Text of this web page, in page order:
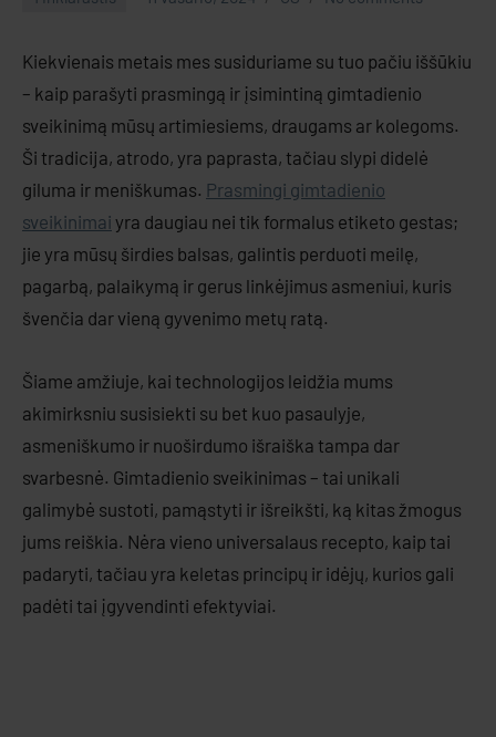
Kiekvienais metais mes susiduriame su tuo pačiu iššūkiu
– kaip parašyti prasmingą ir įsimintiną gimtadienio
sveikinimą mūsų artimiesiems, draugams ar kolegoms.
Ši tradicija, atrodo, yra paprasta, tačiau slypi didelė
giluma ir meniškumas. Prasmingi gimtadienio
sveikinimai yra daugiau nei tik formalus etiketo gestas;
jie yra mūsų širdies balsas, galintis perduoti meilę,
pagarbą, palaikymą ir gerus linkėjimus asmeniui, kuris
švenčia dar vieną gyvenimo metų ratą.
Šiame amžiuje, kai technologijos leidžia mums
akimirksniu susisiekti su bet kuo pasaulyje,
asmeniškumo ir nuoširdumo išraiška tampa dar
svarbesnė. Gimtadienio sveikinimas – tai unikali
galimybė sustoti, pamąstyti ir išreikšti, ką kitas žmogus
jums reiškia. Nėra vieno universalaus recepto, kaip tai
padaryti, tačiau yra keletas principų ir idėjų, kurios gali
padėti tai įgyvendinti efektyviai.